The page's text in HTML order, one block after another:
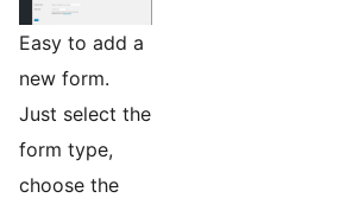
Easy to add a
new form.
Just select the
form type,
choose the